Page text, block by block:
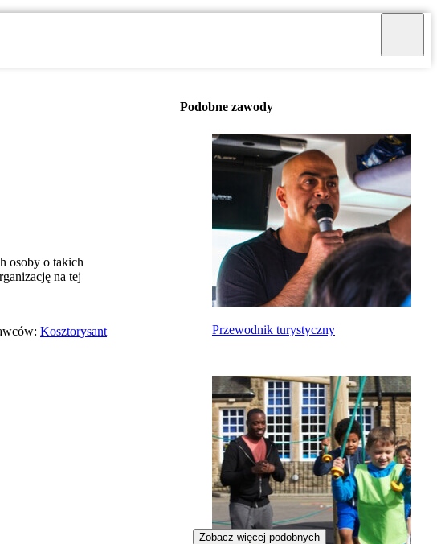
osoby o takich
na tej
Kosztorysant
Podobne zawody
Przewodnik turystyczny
Zobacz więcej podobnych